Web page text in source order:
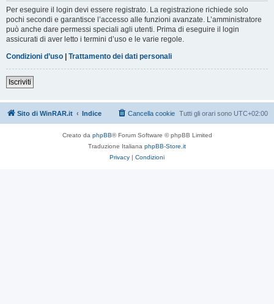
Per eseguire il login devi essere registrato. La registrazione richiede solo
pochi secondi e garantisce l’accesso alle funzioni avanzate. L’amministratore
può anche dare permessi speciali agli utenti. Prima di eseguire il login
assicurati di aver letto i termini d’uso e le varie regole.
Condizioni d’uso | Trattamento dei dati personali
Iscriviti
Sito di WinRAR.it Indice Tutti gli orari sono UTC+02:00
Cancella cookie
Creato da phpBB® Forum Software © phpBB Limited
Traduzione Italiana phpBB-Store.it
Privacy | Condizioni